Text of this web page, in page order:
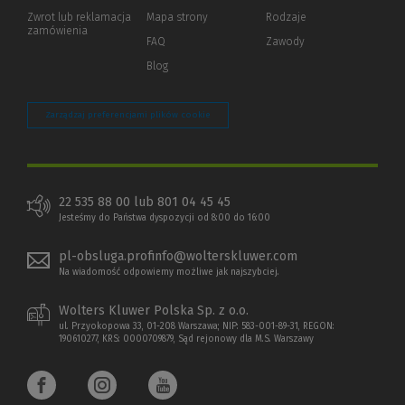
innej
Zwrot lub reklamacja
zamówienia
Mapa strony
FAQ
Blog
Rodzaje
Zawody
Zarządzaj preferencjami plików cookie
22 535 88 00 lub 801 04 45 45
Jesteśmy do Państwa dyspozycji od 8:00 do 16:00
pl-obsluga.profinfo@wolterskluwer.com
Na wiadomość odpowiemy możliwe jak najszybciej.
Wolters Kluwer Polska Sp. z o.o.
ul. Przyokopowa 33, 01-208 Warszawa; NIP: 583-001-89-31, REGON:
190610277, KRS: 0000709879, Sąd rejonowy dla M.S. Warszawy